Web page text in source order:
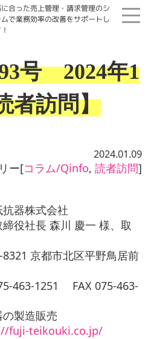
合った売上管理・請求管理のシ
で業務効率の改善をサポートし
展示会・勉強会
コラム・Qinfo
号 2024年1
者訪問】
2024.01.09
ー[コラム/Qinfo, 読者訪問]
器株式会社
役社長 森川 慶一 様、取
京都市北区平野鳥居前
1251 FAX 075-463-
造販売
fuji-teikouki.co.jp/